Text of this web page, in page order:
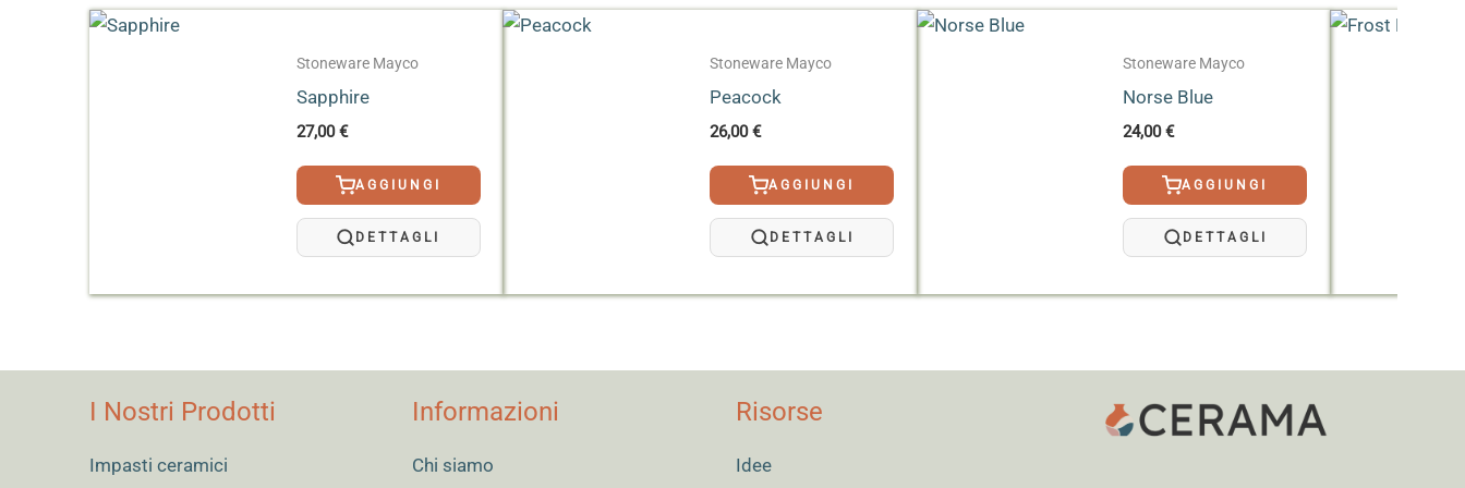
Stoneware Mayco
Sapphire
27,00€
AGGIUNGI
DETTAGLI
Stoneware Mayco
Peacock
26,00€
AGGIUNGI
DETTAGLI
Stoneware Mayco
Norse Blue
24,00€
AGGIUNGI
DETTAGLI
I Nostri Prodotti
Impasti ceramici
Informazioni
Chi siamo
Risorse
Idee